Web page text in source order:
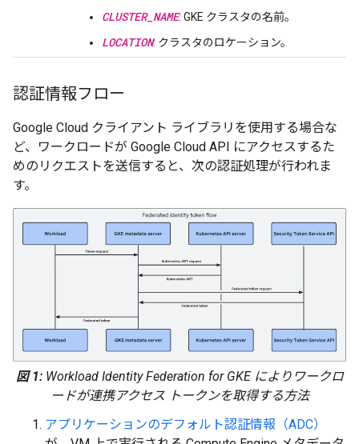
CLUSTER_NAME: GKE クラスタの名前。
LOCATION: クラスタのロケーション。
認証情報フロー
Google Cloud クライアント ライブラリを使用する場合な
ど、ワークロードが Google Cloud API にアクセスするた
めのリクエストを送信すると、次の認証処理が行われま
す。
図 1:Workload Identity Federation for GKE によりワークロ
ードが連携アクセス トークンを取得する方法
アプリケーションのデフォルト認証情報（ADC）